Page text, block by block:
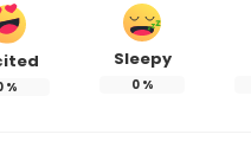
%
Sleepy
0%